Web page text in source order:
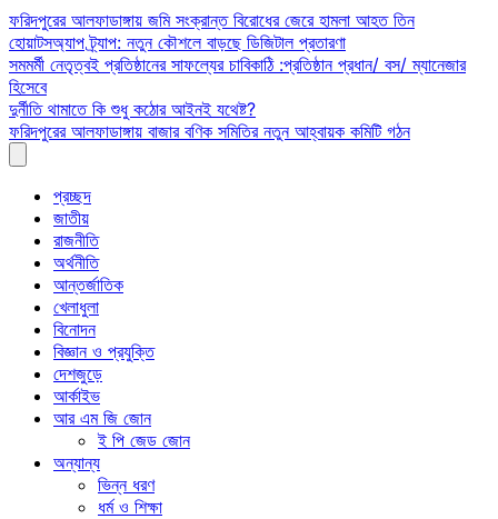
Skip
to
content
ফরিদপুরের আলফাডাঙ্গায় জমি সংক্রান্ত বিরোধের জেরে হামলা আহত তিন
হোয়াটসঅ্যাপ ট্র্যাপ: নতুন কৌশলে বাড়ছে ডিজিটাল প্রতারণা
সমমর্মী নেতৃত্বই প্রতিষ্ঠানের সাফল্যের চাবিকাঠি :প্রতিষ্ঠান প্রধান/ বস/ ম্যানেজার
হিসেবে
দুর্নীতি থামাতে কি শুধু কঠোর আইনই যথেষ্ট?
ফরিদপুরের আলফাডাঙ্গায় বাজার বণিক সমিতির নতুন আহ্বায়ক কমিটি গঠন
প্রচ্ছদ
জাতীয়
রাজনীতি
অর্থনীতি
আন্তর্জাতিক
খেলাধুলা
বিনোদন
বিজ্ঞান ও প্রযুক্তি
দেশজুড়ে
আর্কাইভ
আর এম জি জোন
ই পি জেড জোন
অন্যান্য
ভিন্ন ধরণ
ধর্ম ও শিক্ষা